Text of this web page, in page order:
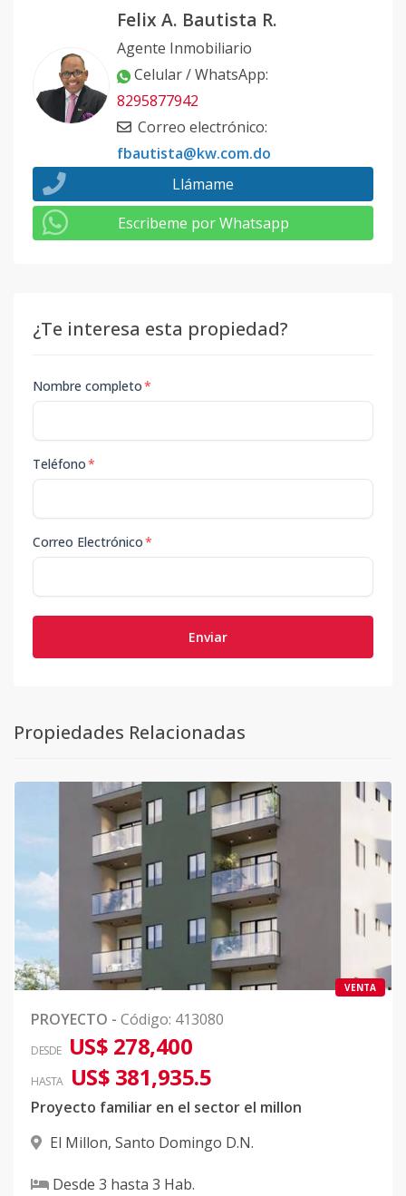
Felix A. Bautista R.
Agente Inmobiliario
Celular / WhatsApp:
8295877942
Correo electrónico:
fbautista@kw.com.do
Llámame
Escribeme por Whatsapp
¿Te interesa esta propiedad?
Nombre completo*
Teléfono*
Correo Electrónico*
Enviar
Propiedades Relacionadas
VENTA
PROYECTO - Código: 413080
DESDE US$ 278,400
HASTA US$ 381,935.5
Proyecto familiar en el sector el millon
El Millon, Santo Domingo D.N.
Desde 3 hasta 3 Hab.